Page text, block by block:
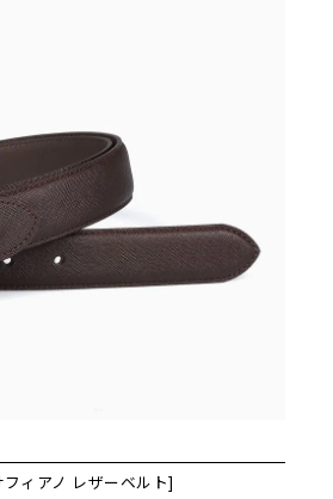
フィアノ レザーベルト]